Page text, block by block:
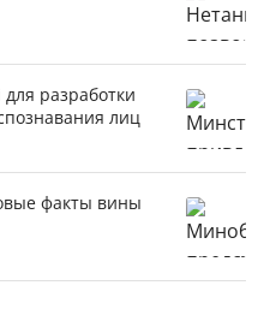
разработки
лиц
факты вины